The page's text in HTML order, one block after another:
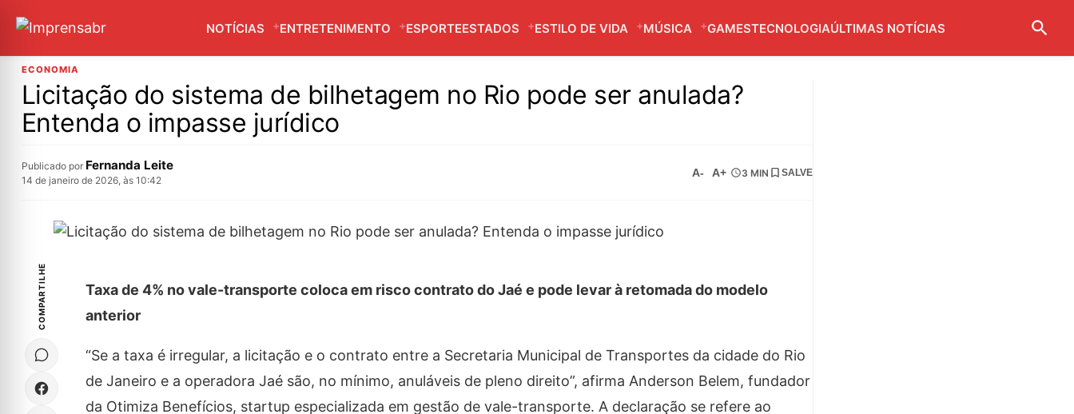
NOTÍCIAS ENTRETENIMENTO ESPORTEESTADOS ESTILO DE VIDA MÚSICA GAMESTECNOLOGIAÚLTIMAS NOTÍCIAS
ECONOMIA
Licitação do sistema de bilhetagem no Rio pode ser anulada?
Entenda o impasse jurídico
Publicado por Fernanda Leite
14 de janeiro de 2026, às 10:42
A- A+ 3 MIN SALVE
COMPARTILHE
Taxa de 4% no vale-transporte coloca em risco contrato do Jaé e pode levar à retomada do modelo
anterior
“Se a taxa é irregular, a licitação e o contrato entre a Secretaria Municipal de Transportes da cidade do Rio
de Janeiro e a operadora Jaé são, no mínimo, anuláveis de pleno direito”, afirma Anderson Belem, fundador
da Otimiza Benefícios, startup especializada em gestão de vale-transporte. A declaração se refere ao